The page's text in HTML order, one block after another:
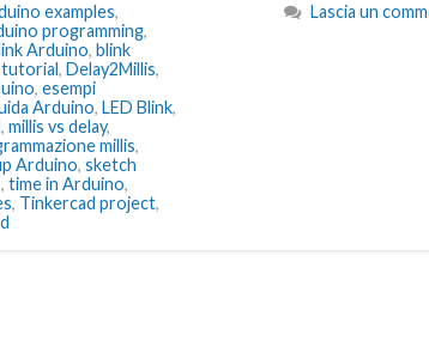
examples,
programming,
Arduino, blink
tutorial, Delay2Millis,
, esempi
Arduino, LED Blink,
, millis vs delay,
millis,
Arduino, sketch
, time in Arduino,
, Tinkercad project,
Lascia un